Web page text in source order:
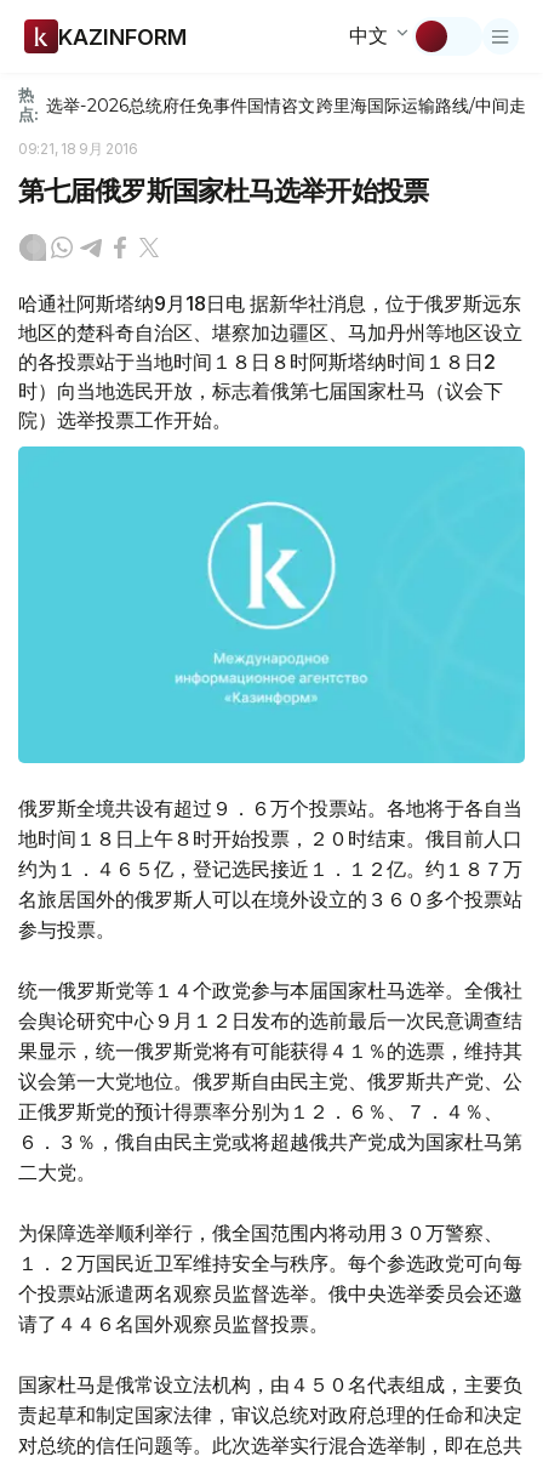
KAZINFORM 中文
热
点: 选举-2026总统府任免事件国情咨文跨里海国际运输路线/中间走廊
09:21, 18 9月 2016
第七届俄罗斯国家杜马选举开始投票
哈通社阿斯塔纳9月18日电 据新华社消息，位于俄罗斯远东
地区的楚科奇自治区、堪察加边疆区、马加丹州等地区设立
的各投票站于当地时间１８日８时阿斯塔纳时间１８日2
时）向当地选民开放，标志着俄第七届国家杜马（议会下
院）选举投票工作开始。
俄罗斯全境共设有超过９．６万个投票站。各地将于各自当
地时间１８日上午８时开始投票，２０时结束。俄目前人口
约为１．４６５亿，登记选民接近１．１２亿。约１８７万
名旅居国外的俄罗斯人可以在境外设立的３６０多个投票站
参与投票。
统一俄罗斯党等１４个政党参与本届国家杜马选举。全俄社
会舆论研究中心９月１２日发布的选前最后一次民意调查结
果显示，统一俄罗斯党将有可能获得４１％的选票，维持其
议会第一大党地位。俄罗斯自由民主党、俄罗斯共产党、公
正俄罗斯党的预计得票率分别为１２．６％、７．４％、
６．３％，俄自由民主党或将超越俄共产党成为国家杜马第
二大党。
为保障选举顺利举行，俄全国范围内将动用３０万警察、
１．２万国民近卫军维持安全与秩序。每个参选政党可向每
个投票站派遣两名观察员监督选举。俄中央选举委员会还邀
请了４４６名国外观察员监督投票。
国家杜马是俄常设立法机构，由４５０名代表组成，主要负
责起草和制定国家法律，审议总统对政府总理的任命和决定
对总统的信任问题等。此次选举实行混合选举制，即在总共